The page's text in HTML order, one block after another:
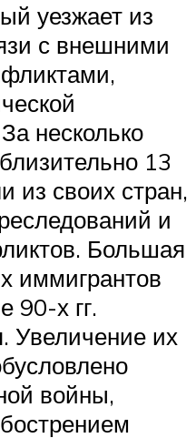
уезжает из
с внешними
несколько
13
из своих стран,
и
Большая
иммигрантов
90-х гг.
Увеличение их
войны,